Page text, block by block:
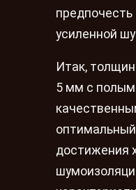
предпочесть
усиленной
Итак,
5 мм с
достижения